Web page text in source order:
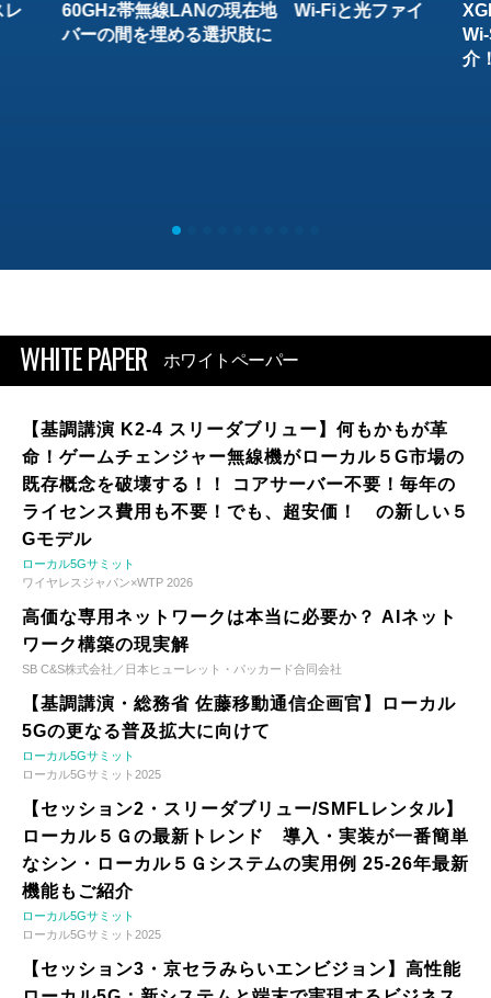
レ
60GHz帯無線LANの現在地 Wi-Fiと光ファイ
バーの間を埋める選択肢に
介
WHITE PAPER ホワイトペーパー
【基調講演 K2-4 スリーダブリュー】何もかもが革
命！ゲームチェンジャー無線機がローカル５G市場の
既存概念を破壊する！！ コアサーバー不要！毎年の
ライセンス費用も不要！でも、超安価！ の新しい５
Gモデル
ローカル5Gサミット
ワイヤレスジャパン×WTP 2026
高価な専用ネットワークは本当に必要か？ AIネット
ワーク構築の現実解
SB C&S株式会社／日本ヒューレット・パッカード合同会社
【基調講演・総務省 佐藤移動通信企画官】ローカル
5Gの更なる普及拡大に向けて
ローカル5Gサミット
ローカル5Gサミット2025
【セッション2・スリーダブリュー/SMFLレンタル】
ローカル５Ｇの最新トレンド 導入・実装が一番簡単
なシン・ローカル５Ｇシステムの実用例 25-26年最新
機能もご紹介
ローカル5Gサミット
ローカル5Gサミット2025
【セッション3・京セラみらいエンビジョン】高性能